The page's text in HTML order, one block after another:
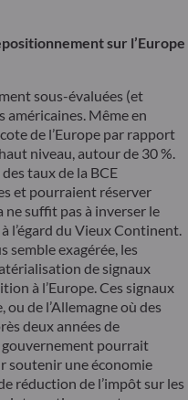
sur l’Europe
sous-évaluées (et
Même en
de l’Europe par rapport
niveau, autour de 30 %.
taux de la BCE
et pourraient réserver
ne suffit pas à inverser le
l’égard du Vieux Continent.
semble exagérée, les
de signaux
à l’Europe. Ces signaux
de l’Allemagne où des
deux années de
gouvernement pourrait
soutenir une économie
réduction de l’impôt sur les